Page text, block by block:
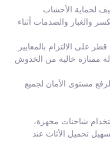
لحماية الأخشاب
والغبار والصدمات أثناء
الالتزام بالمعايير
ممتازة خالية من الخدوش
مستوى الأمان لجميع
شاحنات مجهزة،
تحميل الأثاث عند